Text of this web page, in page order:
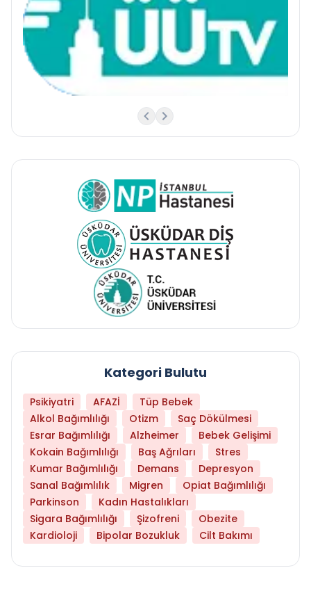
Kategori Bulutu
Psikiyatri AFAZİ
Tüp Bebek
Alkol Bağımlılığı
Otizm
Saç Dökülmesi
Esrar Bağımlılığı
Alzheimer
Bebek Gelişimi
Kokain Bağımlılığı
Baş Ağrıları
Stres
Kumar Bağımlılığı
Demans
Depresyon
Sanal Bağımlılık
Migren
Opiat Bağımlılığı
Parkinson
Kadın Hastalıkları
Sigara Bağımlılığı
Şizofreni
Obezite
Kardioloji
Bipolar Bozukluk Cilt Bakımı